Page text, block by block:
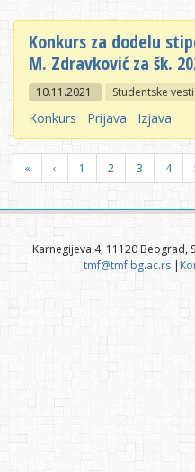
Konkurs za dodelu
M. Zdravković za šk.
10.11.2021. Studentske vesti
Konkurs Prijava Izjava
« ‹ 1 2 3 4
Karnegijeva 4, 11120 Beograd,
tmf@tmf.bg.ac.rs|